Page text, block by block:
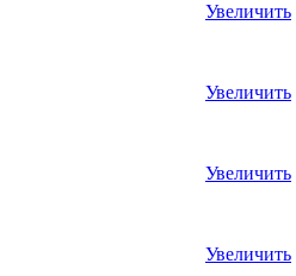
Увеличить
Увеличить
Увеличить
Увеличить